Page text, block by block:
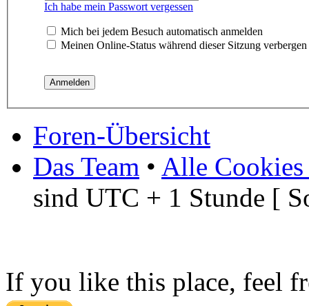
Ich habe mein Passwort vergessen
Mich bei jedem Besuch automatisch anmelden
Meinen Online-Status während dieser Sitzung verbergen
Foren-Übersicht
Das Team • Alle Cookies
sind UTC + 1 Stunde [
If you like this place, feel